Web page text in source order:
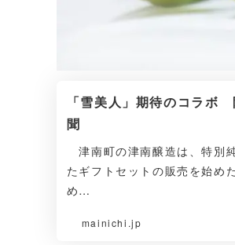
「雪美人」期待のコラ
聞
津南町の津南醸造は、特別
たギフトセットの販売を始め
め…
mainichi.jp